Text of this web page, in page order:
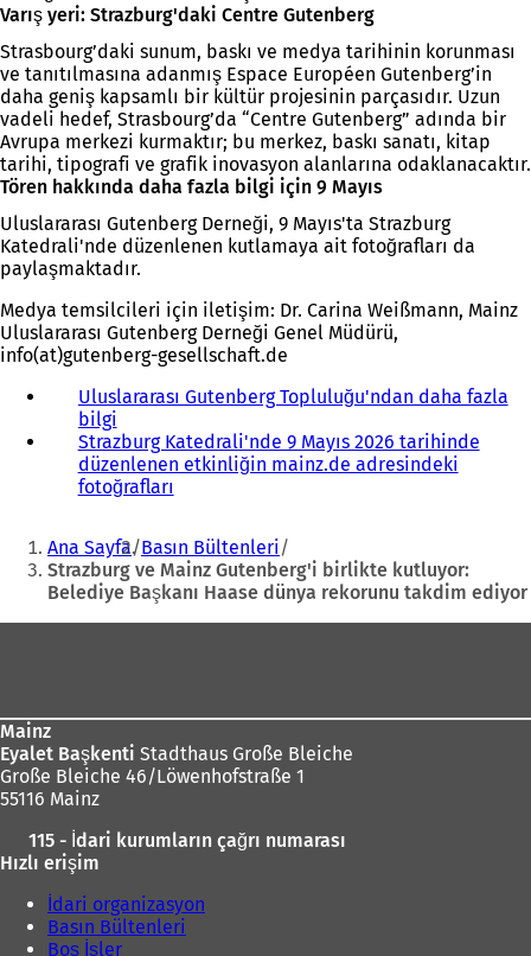
Varış yeri: Strazburg'daki Centre Gutenberg
Strasbourg’daki sunum, baskı ve medya tarihinin korunması
ve tanıtılmasına adanmış Espace Européen Gutenberg’in
daha geniş kapsamlı bir kültür projesinin parçasıdır. Uzun
vadeli hedef, Strasbourg’da “Centre Gutenberg” adında bir
Avrupa merkezi kurmaktır; bu merkez, baskı sanatı, kitap
tarihi, tipografi ve grafik inovasyon alanlarına odaklanacaktır.
Tören hakkında daha fazla bilgi için 9 Mayıs
Uluslararası Gutenberg Derneği, 9 Mayıs'ta Strazburg
Katedrali'nde düzenlenen kutlamaya ait fotoğrafları da
paylaşmaktadır.
Medya temsilcileri için iletişim: Dr. Carina Weißmann, Mainz
Uluslararası Gutenberg Derneği Genel Müdürü,
info(at)gutenberg-gesellschaft.de
Uluslararası Gutenberg Topluluğu'ndan daha fazla
bilgi
Y
e
n
i
r
s
e
d
a
ç
ı
Strazburg Katedrali'nde 9 Mayıs 2026 tarihinde
düzenlenen etkinliğin mainz.de adresindeki
fotoğrafları
Buradasınız:
Ana Sayfa Basın Bültenleri
Strazburg ve Mainz Gutenberg'i birlikte kutluyor:
Belediye Başkanı Haase dünya rekorunu takdim ediyor
Mainz
Eyalet Başkenti Stadthaus Große Bleiche
Große Bleiche 46/Löwenhofstraße 1
55116 Mainz
115 - İdari kurumların çağrı numarası
Hızlı erişim
İdari organizasyon
Basın Bültenleri
Boş İşler